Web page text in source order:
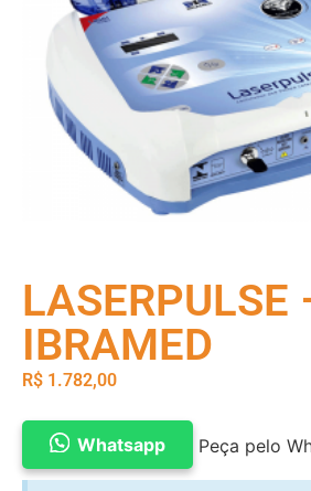
LASERPULSE
IBRAMED
R$ 1.782,00
Whatsapp Peça pelo